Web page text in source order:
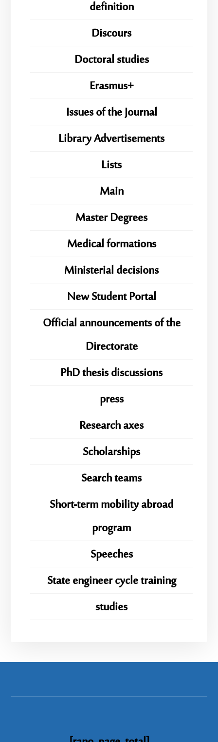
definition
Discours
Doctoral studies
Erasmus+
Issues of the Journal
Library Advertisements
Lists
Main
Master Degrees
Medical formations
Ministerial decisions
New Student Portal
Official announcements of the
Directorate
PhD thesis discussions
press
Research axes
Scholarships
Search teams
Short-term mobility abroad
program
Speeches
State engineer cycle training
studies